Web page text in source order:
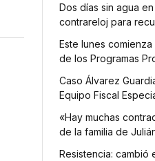
Dos días sin agua
contrareloj para
Este lunes
de los Programas
Caso Álvarez
Equipo Fiscal
«Hay muchas
de la familia de
Resistencia: cambió